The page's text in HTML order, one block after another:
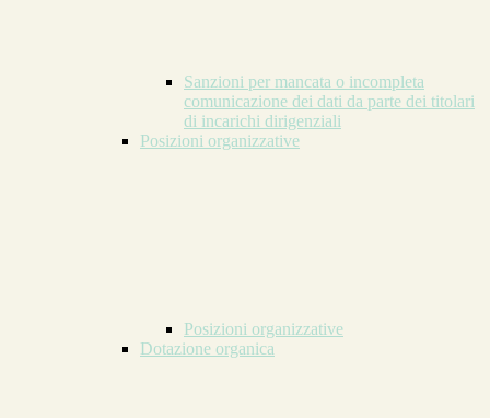
Sanzioni per mancata o incompleta
comunicazione dei dati da parte dei titolari
di incarichi dirigenziali
Posizioni organizzative
Posizioni organizzative
Dotazione organica